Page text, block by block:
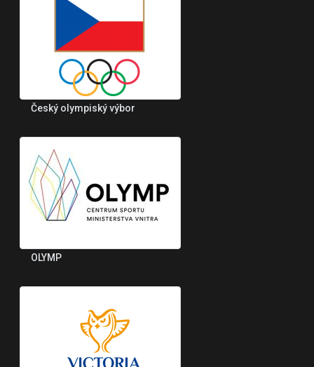
Český olympiský výbor
OLYMP